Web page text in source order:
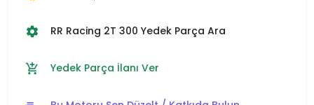
settings RR Racing 2T 300 Yedek Parça Ara
add_shopping_cart Yedek Parça İlanı Ver